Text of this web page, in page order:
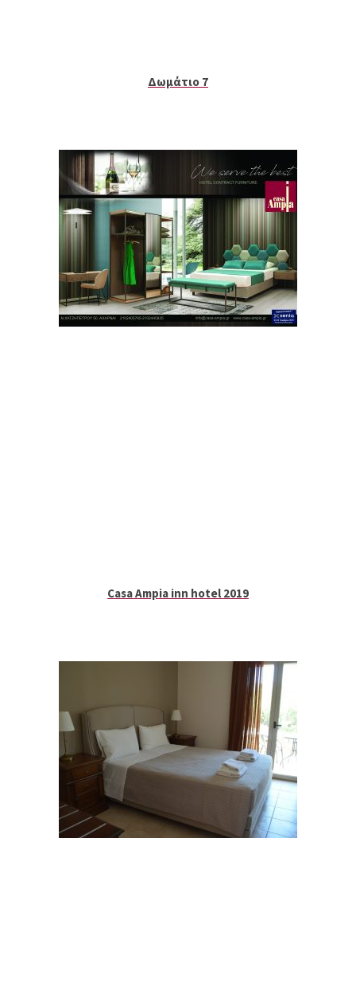
Δωμάτιο 7
Casa Ampia inn hotel 2019